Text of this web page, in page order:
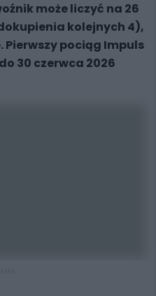
może liczyć na 26
kolejnych 4),
Pierwszy pociąg Impuls
30 czerwca 2026